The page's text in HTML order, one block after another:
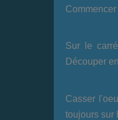
Sur le
Découper
Casser
toujours sur